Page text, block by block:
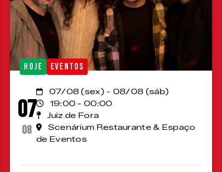
HOJE EVENTOS
07
08
07/08 (sex) - 08/08 (sáb)
19:00 - 00:00
Juiz de Fora
Scenárium Restaurante & Espaço
de Eventos